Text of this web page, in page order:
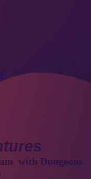
with Dungeons